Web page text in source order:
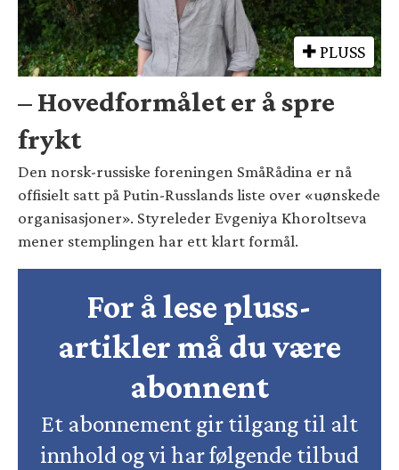
PLUSS
– Hovedformålet er å spre
frykt
Den norsk-russiske foreningen SmåRådina er nå
offisielt satt på Putin-Russlands liste over «uønskede
organisasjoner». Styreleder Evgeniya Khoroltseva
mener stemplingen har ett klart formål.
For å lese pluss-
artikler må du være
abonnent
Et abonnement gir tilgang til alt
innhold og vi har følgende tilbud